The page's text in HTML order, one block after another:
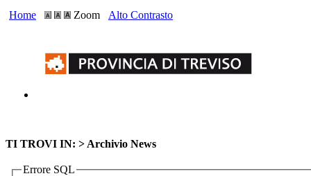
Home Zoom Alto Contrasto
TI TROVI IN: > Archivio News
Errore SQL